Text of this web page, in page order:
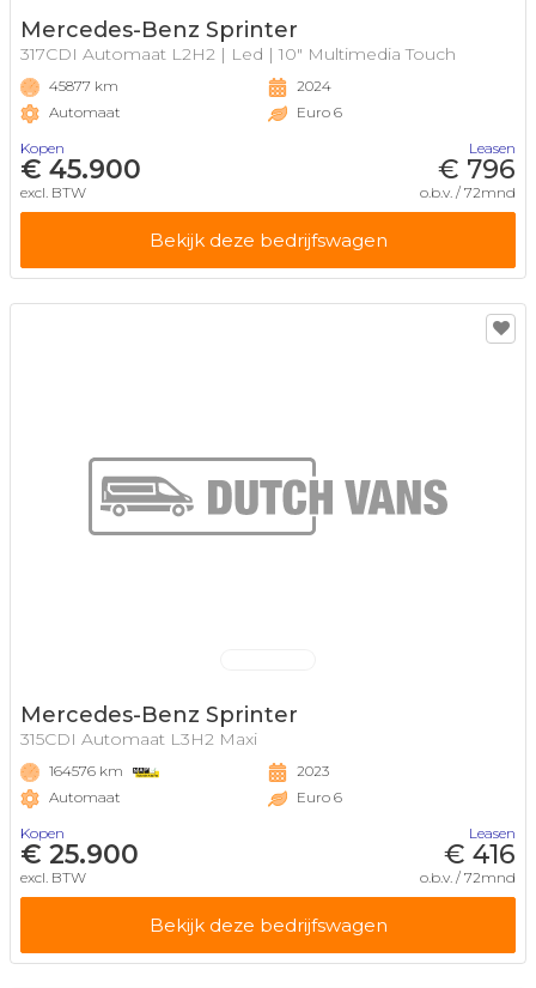
Mercedes-Benz Sprinter
317CDI Automaat L2H2 | Led | 10" Multimedia Touch
45877 km
Automaat
2024
Euro 6
Kopen
€ 45.900
excl. BTW
Leasen
€ 796
o.b.v. / 72mnd
Bekijk deze bedrijfswagen
Mercedes-Benz Sprinter
315CDI Automaat L3H2 Maxi
164576 km
Automaat
2023
Euro 6
Kopen
€ 25.900
excl. BTW
Leasen
€ 416
o.b.v. / 72mnd
Bekijk deze bedrijfswagen